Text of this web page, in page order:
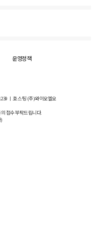
운영정책
ㅣ 호스팅 (주)와이오엘오
접수 부탁드립니다.